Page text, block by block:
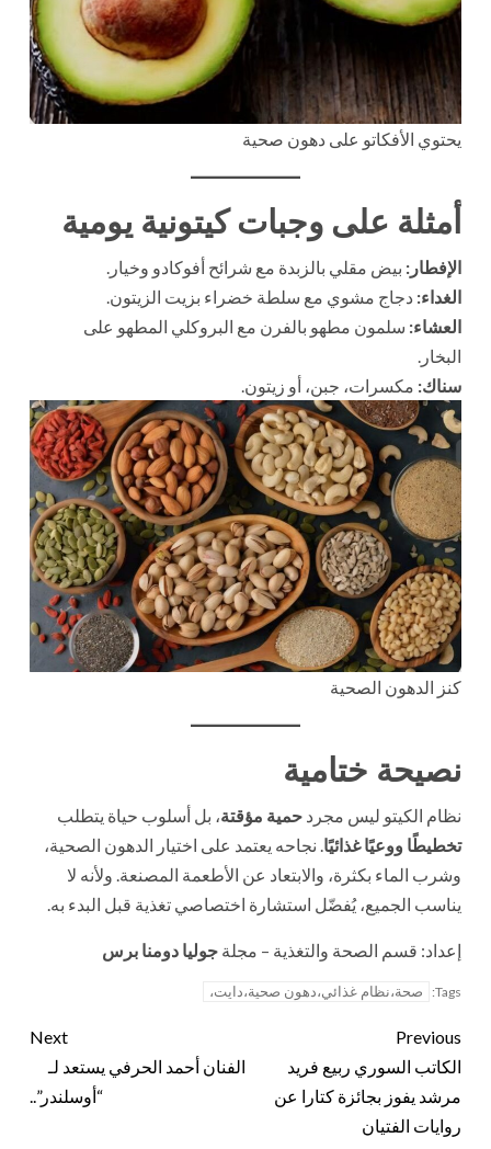
يحتوي الأفكاتو على دهون صحية
أمثلة على وجبات كيتونية يومية
الإفطار: بيض مقلي بالزبدة مع شرائح أفوكادو وخيار.
الغداء: دجاج مشوي مع سلطة خضراء بزيت الزيتون.
العشاء: سلمون مطهو بالفرن مع البروكلي المطهو على
البخار.
سناك: مكسرات، جبن، أو زيتون.
كنز الدهون الصحية
نصيحة ختامية
نظام الكيتو ليس مجرد حمية مؤقتة، بل أسلوب حياة يتطلب
تخطيطًا ووعيًا غذائيًا . نجاحه يعتمد على اختيار الدهون الصحية،
وشرب الماء بكثرة، والابتعاد عن الأطعمة المصنعة. ولأنه لا
يناسب الجميع، يُفضّل استشارة اختصاصي تغذية قبل البدء به.
إعداد: قسم الصحة والتغذية – مجلة جوليا دومنا برس
Tags: صحة،نظام غذائي،دهون صحية،دايت،
Previous
الكاتب السوري ربيع فريد
مرشد يفوز بجائزة كتارا عن
روايات الفتيان
Next
الفنان أحمد الحرفي يستعد لـ
“أوسلندر”..